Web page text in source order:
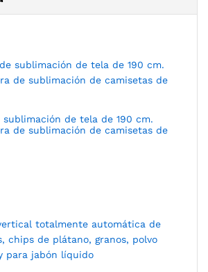
sublimación de tela de 190 cm.
de sublimación de camisetas de